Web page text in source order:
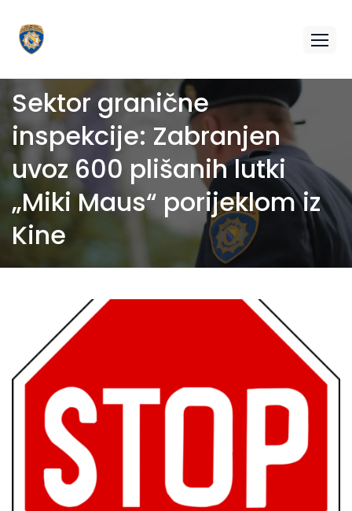
Sektor granične
inspekcije: Zabranjen
uvoz 600 plišanih lutki
„Miki Maus“ porijeklom iz
Kine